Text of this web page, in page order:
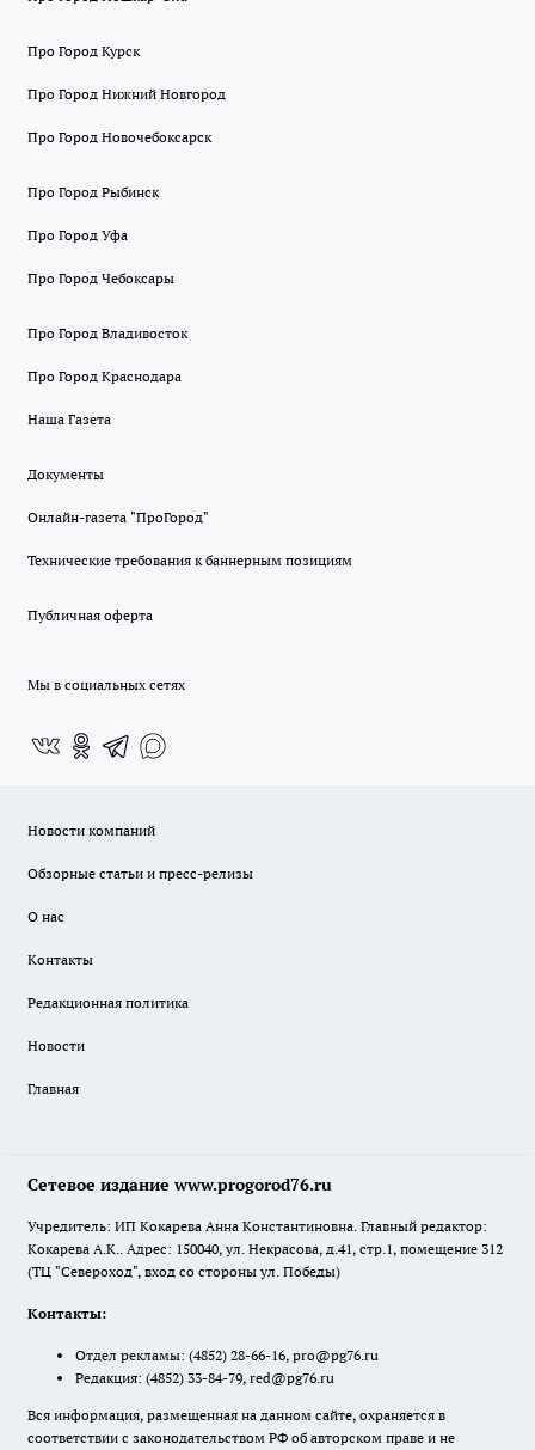
Про Город Курск
Про Город Нижний Новгород
Про Город Новочебоксарск
Про Город Рыбинск
Про Город Уфа
Про Город Чебоксары
Про Город Владивосток
Про Город Краснодара
Наша Газета
Документы
Онлайн-газета "ПроГород"
Технические требования к баннерным позициям
Публичная оферта
Мы в социальных сетях
Новости компаний
Обзорные статьи и пресс-релизы
О нас
Контакты
Редакционная политика
Новости
Главная
Сетевое издание www.progorod76.ru
Учредитель: ИП Кокарева Анна Константиновна. Главный редактор:
Кокарева А.К.. Адрес: 150040, ул. Некрасова, д.41, стр.1, помещение 312
(ТЦ "Североход", вход со стороны ул. Победы)
Контакты:
Отдел рекламы: (4852) 28-66-16, pro@pg76.ru
Редакция: (4852) 33-84-79, red@pg76.ru
Вся информация, размещенная на данном сайте, охраняется в
соответствии с законодательством РФ об авторском праве и не